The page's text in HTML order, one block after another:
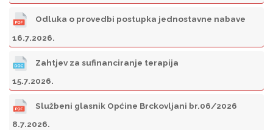
Odluka o provedbi postupka jednostavne nabave
16.7.2026.
Zahtjev za sufinanciranje terapija
15.7.2026.
Službeni glasnik Općine Brckovljani br.06/2026
8.7.2026.